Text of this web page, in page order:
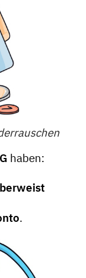
haben:
.